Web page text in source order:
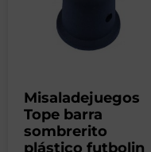
Misaladejuegos
Tope barra
sombrerito
plástico futbolin